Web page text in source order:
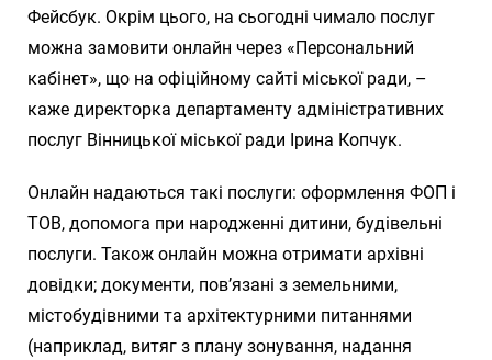
Фейсбук. Окрім цього, на сьогодні чимало послуг
можна замовити онлайн через «Персональний
кабінет», що на офіційному сайті міської ради, –
каже директорка департаменту адміністративних
послуг Вінницької міської ради Ірина Копчук.
Онлайн надаються такі послуги: оформлення ФОП і
ТОВ, допомога при народженні дитини, будівельні
послуги. Також онлайн можна отримати архівні
довідки; документи, пов’язані з земельними,
містобудівними та архітектурними питаннями
(наприклад, витяг з плану зонування, надання